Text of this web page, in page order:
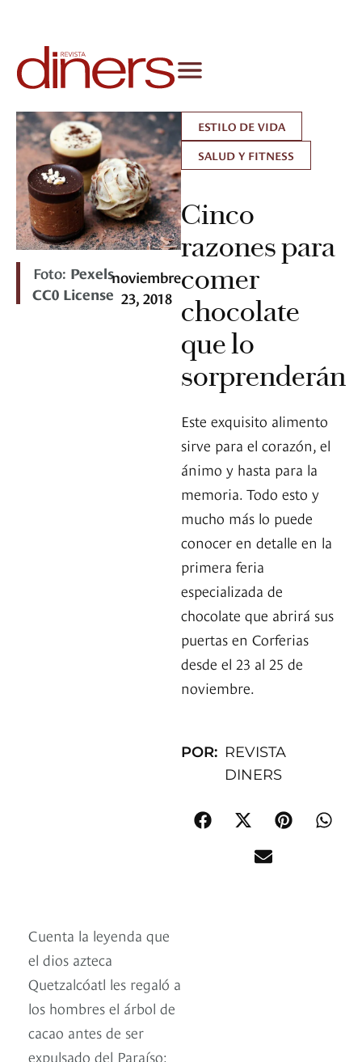
Foto: Pexels
CC0 License
noviembre
23, 2018
ESTILO DE VIDA
SALUD Y FITNESS
Cinco
razones para
comer
chocolate
que lo
sorprenderán
Este exquisito alimento
sirve para el corazón, el
ánimo y hasta para la
memoria. Todo esto y
mucho más lo puede
conocer en detalle en la
primera feria
especializada de
chocolate que abrirá sus
puertas en Corferias
desde el 23 al 25 de
noviembre.
POR: REVISTA
DINERS
Cuenta la leyenda que
el dios azteca
Quetzalcóatl les regaló a
los hombres el árbol de
cacao antes de ser
expulsado del Paraíso;